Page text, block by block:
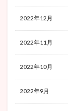
2022年12月
2022年11月
2022年10月
2022年9月